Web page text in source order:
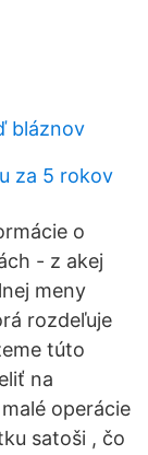
bláznov
za 5 rokov
o
- z akej
meny
rozdeľuje
túto
na
operácie
satoši , čo